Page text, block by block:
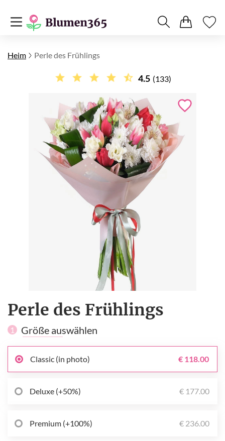
Heim Perle des Frühlings
4.5 (133)
Perle des Frühlings
1 Größe auswählen
Classic (in photo) € 118.00
Deluxe (+50%) € 177.00
Premium (+100%) € 236.00